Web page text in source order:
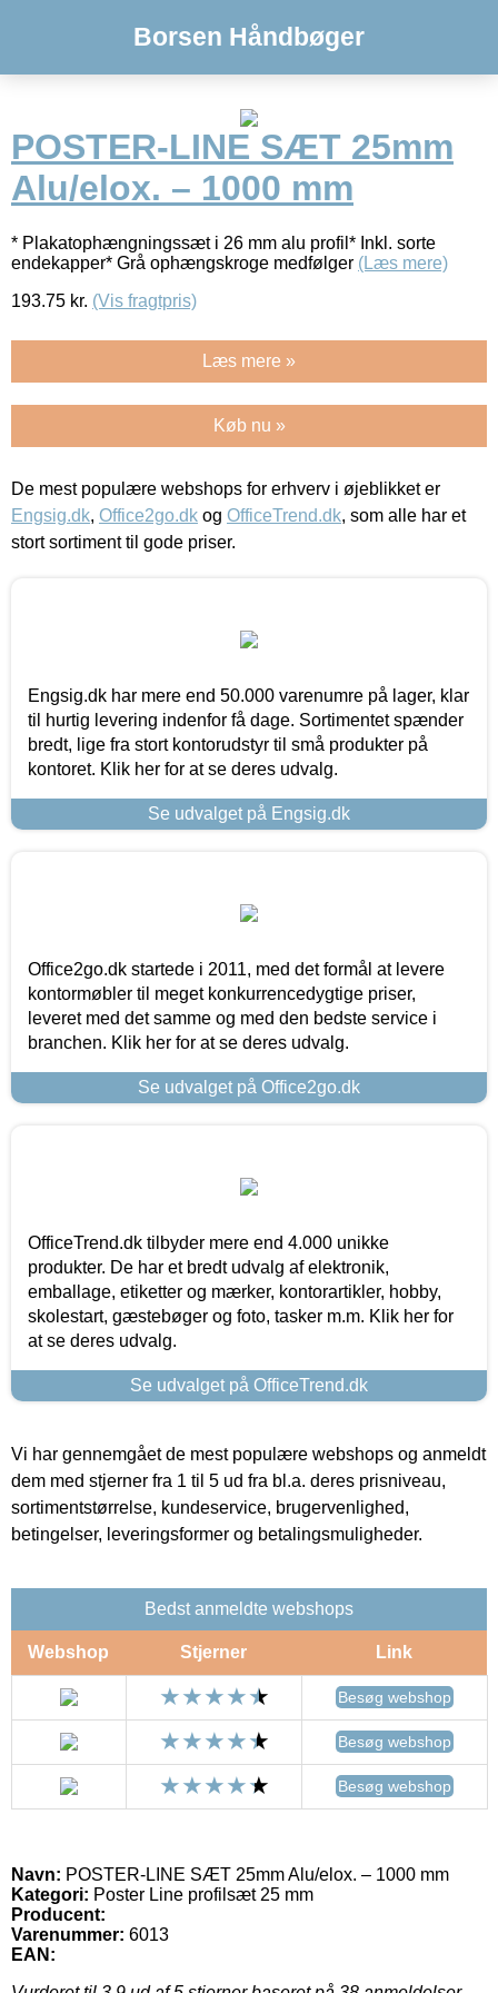
Borsen Håndbøger
POSTER-LINE SÆT 25mm
Alu/elox. – 1000 mm
* Plakatophængningssæt i 26 mm alu profil* Inkl. sorte
endekapper* Grå ophængskroge medfølger (Læs mere)
193.75 kr. (Vis fragtpris)
Læs mere »
Køb nu »
De mest populære webshops for erhverv i øjeblikket er
Engsig.dk, Office2go.dk og OfficeTrend.dk, som alle har et
stort sortiment til gode priser.
Engsig.dk har mere end 50.000 varenumre på lager, klar
til hurtig levering indenfor få dage. Sortimentet spænder
bredt, lige fra stort kontorudstyr til små produkter på
kontoret. Klik her for at se deres udvalg.
Se udvalget på Engsig.dk
Office2go.dk startede i 2011, med det formål at levere
kontormøbler til meget konkurrencedygtige priser,
leveret med det samme og med den bedste service i
branchen. Klik her for at se deres udvalg.
Se udvalget på Office2go.dk
OfficeTrend.dk tilbyder mere end 4.000 unikke
produkter. De har et bredt udvalg af elektronik,
emballage, etiketter og mærker, kontorartikler, hobby,
skolestart, gæstebøger og foto, tasker m.m. Klik her for
at se deres udvalg.
Se udvalget på OfficeTrend.dk
Vi har gennemgået de mest populære webshops og anmeldt
dem med stjerner fra 1 til 5 ud fra bl.a. deres prisniveau,
sortimentstørrelse, kundeservice, brugervenlighed,
betingelser, leveringsformer og betalingsmuligheder.
Bedst anmeldte webshops
Webshop Stjerner Link
Besøg webshop
Besøg webshop
Besøg webshop
Navn: POSTER-LINE SÆT 25mm Alu/elox. – 1000 mm
Kategori: Poster Line profilsæt 25 mm
Producent:
Varenummer: 6013
EAN: